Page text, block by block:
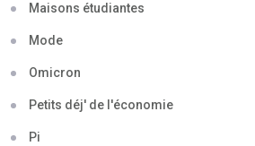
Maisons étudiantes
Mode
Omicron
Petits déj' de l'économie
Pi